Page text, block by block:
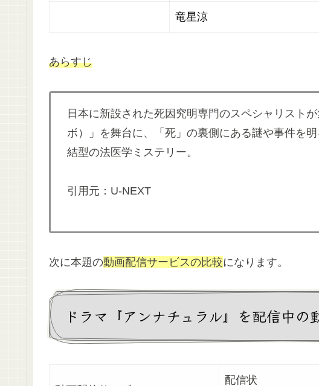
竜星涼
あらすじ
日本に新設された死因究明専門のスペシャリスト
ボ）」を舞台に、「死」の裏側にある謎や事件を
結型の法医学ミステリー。
引用元：U-NEXT
次に本題の動画配信サービスの比較になります。
ドラマ『アンナチュラル』を配信中の
配信状